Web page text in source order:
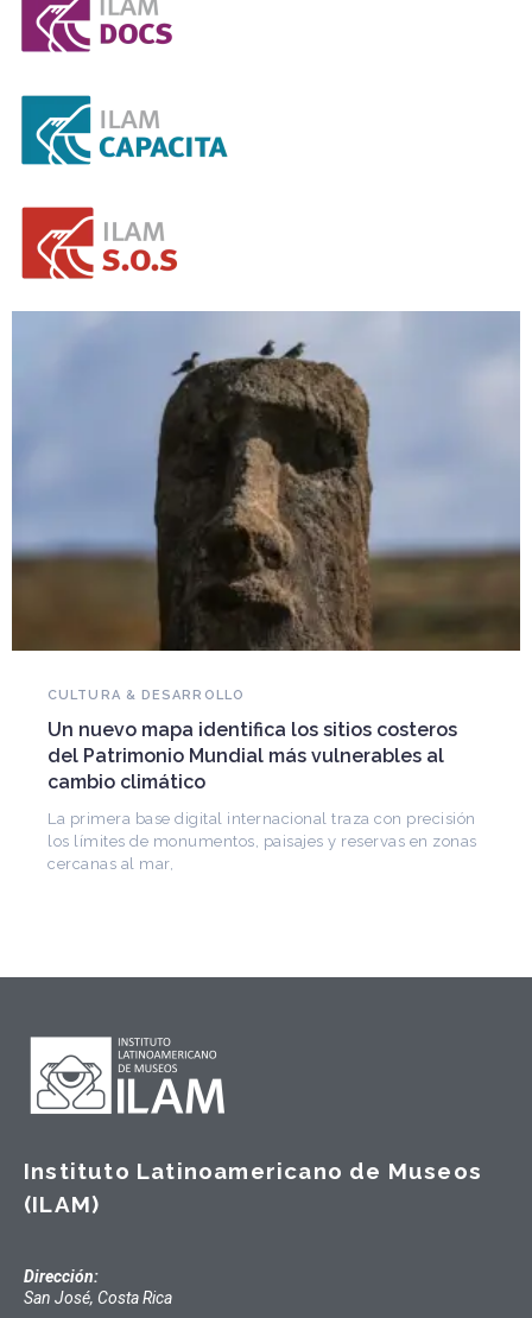
Falleció Ramón Gutiérrez, guardián del
patrimonio iberoamericano
Arquitecto, historiador e Investigador Superior del
CONICET, fundó el CEDODAL e impulsó los Seminarios
de Arquitectura Latinoamericana. Publicó más de
Instituto Latinoamericano de Museos
(ILAM)
Dirección:
San José, Costa Rica